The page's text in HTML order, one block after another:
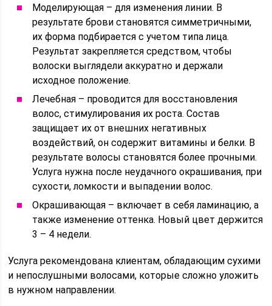
Моделирующая – для изменения линии. В
результате брови становятся симметричными,
их форма подбирается с учетом типа лица.
Результат закрепляется средством, чтобы
волоски выглядели аккуратно и держали
исходное положение.
Лечебная – проводится для восстановления
волос, стимулирования их роста. Состав
защищает их от внешних негативных
воздействий, он содержит витамины и белки. В
результате волосы становятся более прочными.
Услуга нужна после неудачного окрашивания, при
сухости, ломкости и выпадении волос.
Окрашивающая – включает в себя ламинацию, а
также изменение оттенка. Новый цвет держится
3 – 4 недели.
Услуга рекомендована клиентам, обладающим сухими
и непослушными волосами, которые сложно уложить
в нужном направлении.